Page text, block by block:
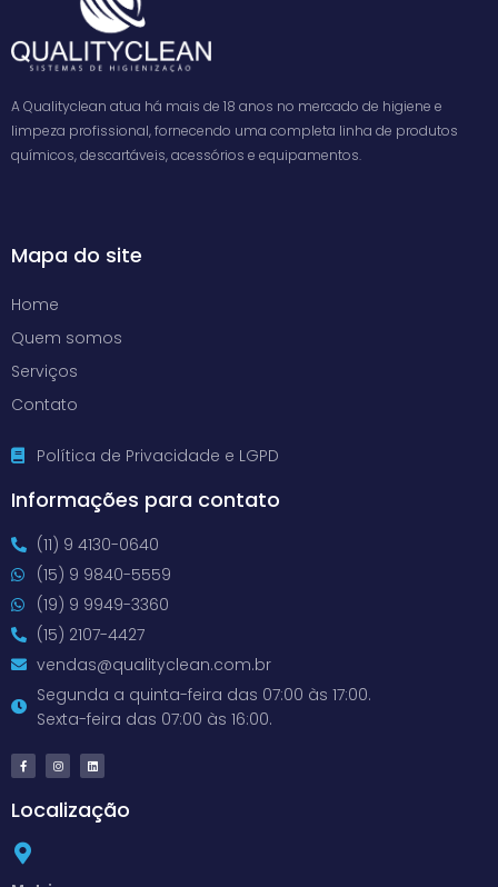
A Qualityclean atua há mais de 18 anos no mercado de higiene e
limpeza profissional, fornecendo uma completa linha de produtos
químicos, descartáveis, acessórios e equipamentos.
Mapa do site
Home
Quem somos
Serviços
Contato
Política de Privacidade e LGPD
Informações para contato
(11) 9 4130-0640
(15) 9 9840-5559
(19) 9 9949-3360
(15) 2107-4427
vendas@qualityclean.com.br
Segunda a quinta-feira das 07:00 às 17:00.
Sexta-feira das 07:00 às 16:00.
Localização